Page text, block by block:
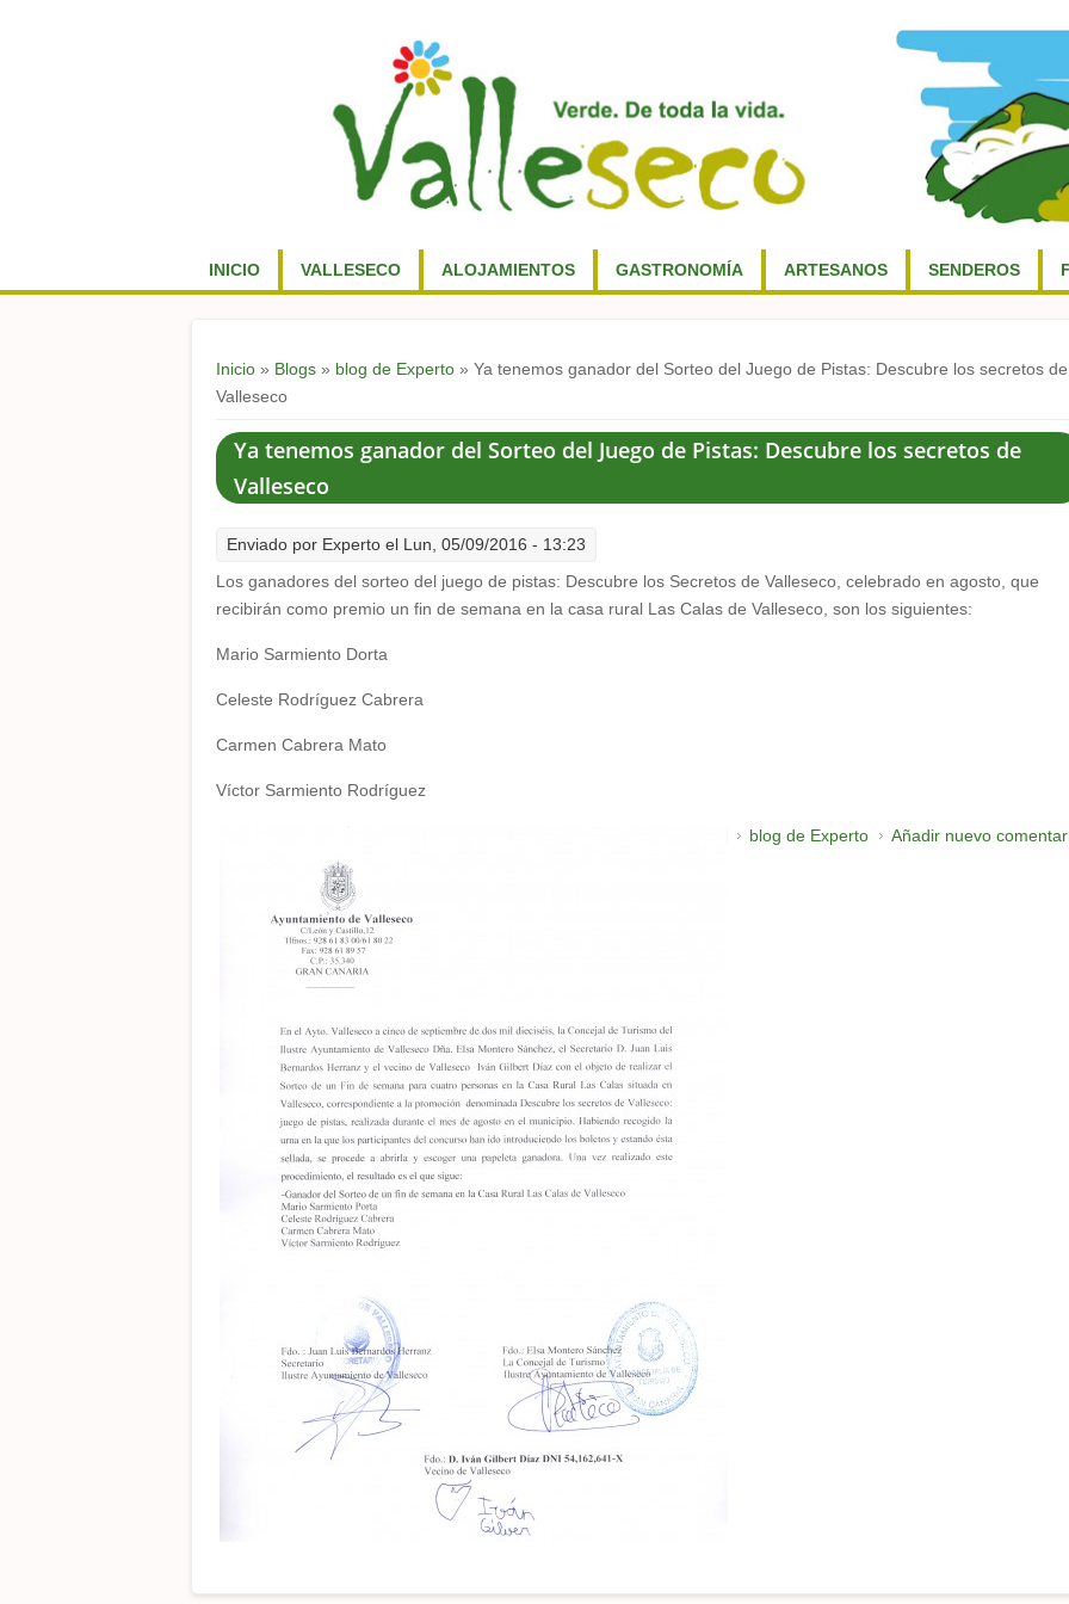
INICIO VALLESECO ALOJAMIENTOS GASTRONOMÍA ARTESANOS SENDEROS
Usted está aquí
Inicio » Blogs » blog de Experto » Ya tenemos ganador del Sorteo del Juego de Pistas: Descubre los secretos de
Valleseco
Ya tenemos ganador del Sorteo del Juego de Pistas: Descubre los secretos de
Valleseco
Enviado por Experto el Lun, 05/09/2016 - 13:23
Los ganadores del sorteo del juego de pistas: Descubre los Secretos de Valleseco, celebrado en agosto, que
recibirán como premio un fin de semana en la casa rural Las Calas de Valleseco, son los siguientes:
Mario Sarmiento Dorta
Celeste Rodríguez Cabrera
Carmen Cabrera Mato
Víctor Sarmiento Rodríguez
blog de Experto Añadir nuevo